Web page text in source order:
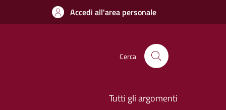
Accedi all'area personale
Cerca
Tutti gli argomenti